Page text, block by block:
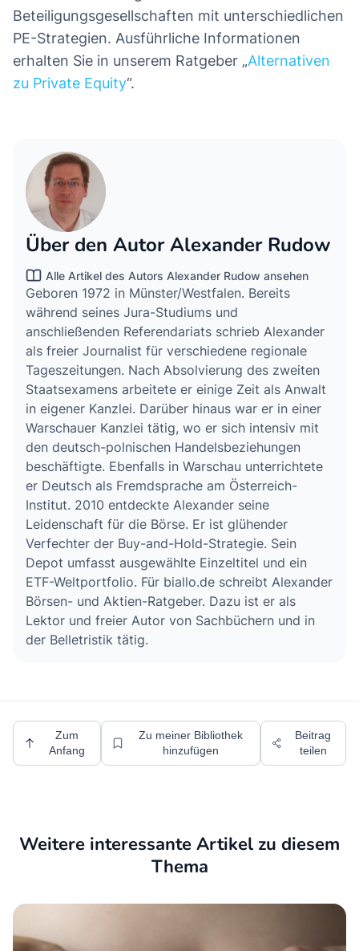
Beteiligungsgesellschaften mit unterschiedlichen
PE-Strategien. Ausführliche Informationen
erhalten Sie in unserem Ratgeber „Alternativen
zu Private Equity“.
Über den Autor Alexander Rudow
Alle Artikel des Autors Alexander Rudow ansehen
Geboren 1972 in Münster/Westfalen. Bereits
während seines Jura-Studiums und
anschließenden Referendariats schrieb Alexander
als freier Journalist für verschiedene regionale
Tageszeitungen. Nach Absolvierung des zweiten
Staatsexamens arbeitete er einige Zeit als Anwalt
in eigener Kanzlei. Darüber hinaus war er in einer
Warschauer Kanzlei tätig, wo er sich intensiv mit
den deutsch-polnischen Handelsbeziehungen
beschäftigte. Ebenfalls in Warschau unterrichtete
er Deutsch als Fremdsprache am Österreich-
Institut. 2010 entdeckte Alexander seine
Leidenschaft für die Börse. Er ist glühender
Verfechter der Buy-and-Hold-Strategie. Sein
Depot umfasst ausgewählte Einzeltitel und ein
ETF-Weltportfolio. Für biallo.de schreibt Alexander
Börsen- und Aktien-Ratgeber. Dazu ist er als
Lektor und freier Autor von Sachbüchern und in
der Belletristik tätig.
Zum
Anfang
Zu meiner Bibliothek
hinzufügen
Beitrag
teilen
Weitere interessante Artikel zu diesem
Thema